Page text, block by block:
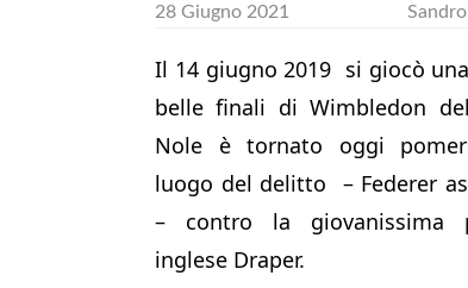
28 Giugno 2021
Il 14 giugno 2019 si giocò
belle finali di Wimbledon
Nole è tornato oggi
luogo del delitto – Federer
– contro la giovanissima
inglese Draper.